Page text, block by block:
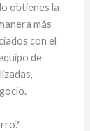
obtienes la
más
con el
de